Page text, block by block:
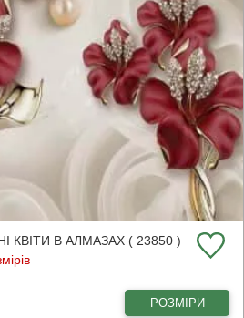
В АЛМАЗАХ ( 23850 )
РОЗМІРИ